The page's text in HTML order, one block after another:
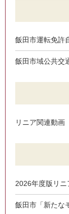
飯田市運転免許
飯田市域公共交
リニア関連動画
2026年度版リ
飯田市「新たな